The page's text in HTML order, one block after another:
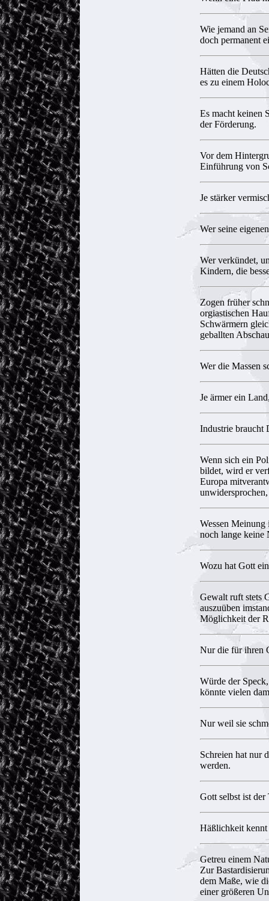
Wie jemand an
doch permanent
Hätten die
es zu einem
Es macht keinen
der Förderung.
Vor dem
Einführung von
Je stärker
Wer seine
Wer verkündet,
Kindern, die
Zogen früher
orgiastischen
Schwärmern
geballten
Wer die Massen
Je ärmer ein
Industrie braucht
Wenn sich ein
bildet, wird er
Europa
Wessen Meinung
noch lange keine
Wozu hat Gott
Gewalt ruft stets
auszuüben
Möglichkeit der
Nur die für ihren
Würde der
könnte vielen
Nur weil sie
Schreien hat nur
werden.
Gott selbst ist der
Häßlichkeit
Getreu einem
Zur
dem Maße, wie
einer größeren